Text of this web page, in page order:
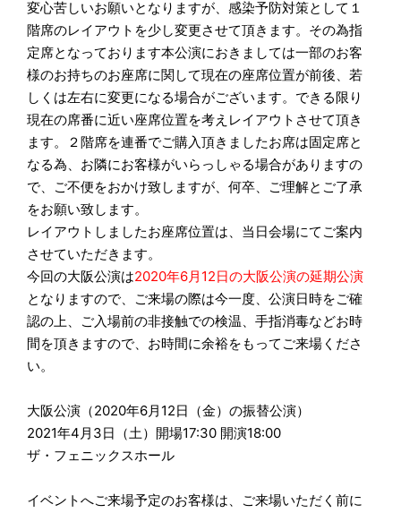
変心苦しいお願いとなりますが、感染予防対策として１
階席のレイアウトを少し変更させて頂きます。その為指
定席となっております本公演におきましては一部のお客
様のお持ちのお座席に関して現在の座席位置が前後、若
しくは左右に変更になる場合がございます。できる限り
現在の席番に近い座席位置を考えレイアウトさせて頂き
ます。２階席を連番でご購入頂きましたお席は固定席と
なる為、お隣にお客様がいらっしゃる場合がありますの
で、ご不便をおかけ致しますが、何卒、ご理解とご了承
をお願い致します。
レイアウトしましたお座席位置は、当日会場にてご案内
させていただきます。
今回の大阪公演は2020年6月12日の大阪公演の延期公演
となりますので、ご来場の際は今一度、公演日時をご確
認の上、ご入場前の非接触での検温、手指消毒などお時
間を頂きますので、お時間に余裕をもってご来場くださ
い。
大阪公演（2020年6月12日（金）の振替公演）
2021年4月3日（土）開場17:30 開演18:00
ザ・フェニックスホール
イベントへご来場予定のお客様は、ご来場いただく前に